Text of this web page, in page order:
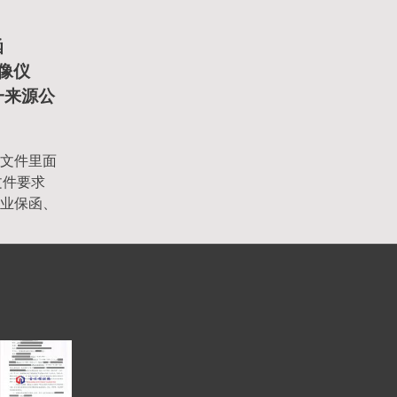
仪
源公
件里面
要求
保函、